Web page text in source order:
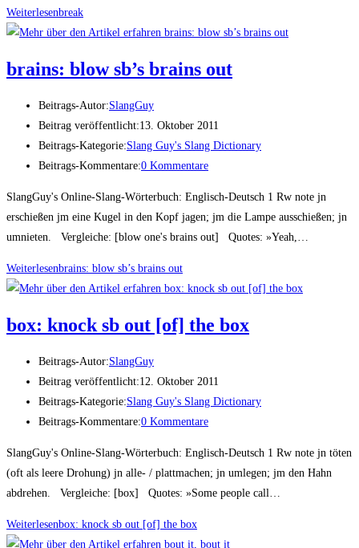
Weiterlesenbreak
brains: blow sb’s brains out
Beitrags-Autor:SlangGuy
Beitrag veröffentlicht:13. Oktober 2011
Beitrags-Kategorie:Slang Guy's Slang Dictionary
Beitrags-Kommentare:0 Kommentare
SlangGuy's Online-Slang-Wörterbuch: Englisch-Deutsch 1 Rw note jn
erschießen jm eine Kugel in den Kopf jagen; jm die Lampe ausschießen; jn
umnieten. Vergleiche: [blow one's brains out] Quotes: »Yeah,…
Weiterlesenbrains: blow sb’s brains out
box: knock sb out [of] the box
Beitrags-Autor:SlangGuy
Beitrag veröffentlicht:12. Oktober 2011
Beitrags-Kategorie:Slang Guy's Slang Dictionary
Beitrags-Kommentare:0 Kommentare
SlangGuy's Online-Slang-Wörterbuch: Englisch-Deutsch 1 Rw note jn töten
(oft als leere Drohung) jn alle- / plattmachen; jn umlegen; jm den Hahn
abdrehen. Vergleiche: [box] Quotes: »Some people call…
Weiterlesenbox: knock sb out [of] the box